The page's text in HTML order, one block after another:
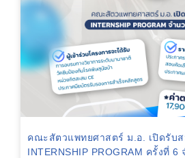
คณะสัตวแพทยศาสตร์ ม.อ. เปิดรับ
INTERNSHIP PROGRAM ครั้งที่